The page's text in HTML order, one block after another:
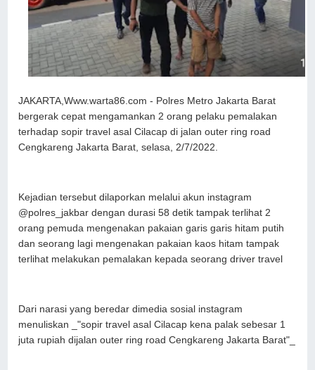
JAKARTA,Www.warta86.com - Polres Metro Jakarta Barat
bergerak cepat mengamankan 2 orang pelaku pemalakan
terhadap sopir travel asal Cilacap di jalan outer ring road
Cengkareng Jakarta Barat, selasa, 2/7/2022.
Kejadian tersebut dilaporkan melalui akun instagram
@polres_jakbar dengan durasi 58 detik tampak terlihat 2
orang pemuda mengenakan pakaian garis garis hitam putih
dan seorang lagi mengenakan pakaian kaos hitam tampak
terlihat melakukan pemalakan kepada seorang driver travel
Dari narasi yang beredar dimedia sosial instagram
menuliskan _"sopir travel asal Cilacap kena palak sebesar 1
juta rupiah dijalan outer ring road Cengkareng Jakarta Barat"_